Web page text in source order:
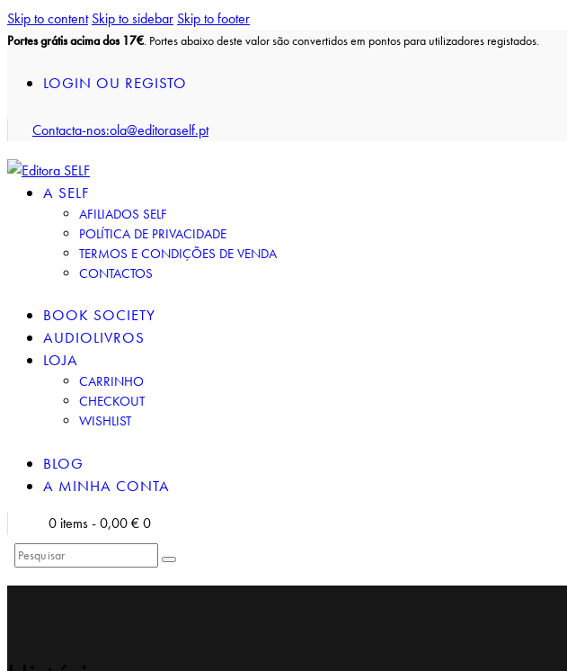
Skip to content Skip to sidebar Skip to footer
Portes grátis acima dos 17€. Portes abaixo deste valor são convertidos em pontos para utilizadores registados.
LOGIN OU REGISTO
Contacta-nos:ola@editoraself.pt
A SELF
AFILIADOS SELF
POLÍTICA DE PRIVACIDADE
TERMOS E CONDIÇÕES DE VENDA
CONTACTOS
BOOK SOCIETY
AUDIOLIVROS
LOJA
CARRINHO
CHECKOUT
WISHLIST
BLOG
A MINHA CONTA
0 items-0,00 €0